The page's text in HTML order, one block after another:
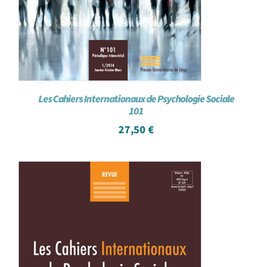
Les Cahiers Internationaux de Psychologie Sociale
101
27,50 €